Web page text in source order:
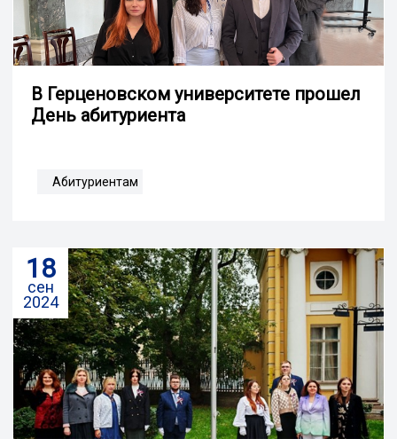
В Герценовском университете прошел
День абитуриента
Абитуриентам
18
сен
2024